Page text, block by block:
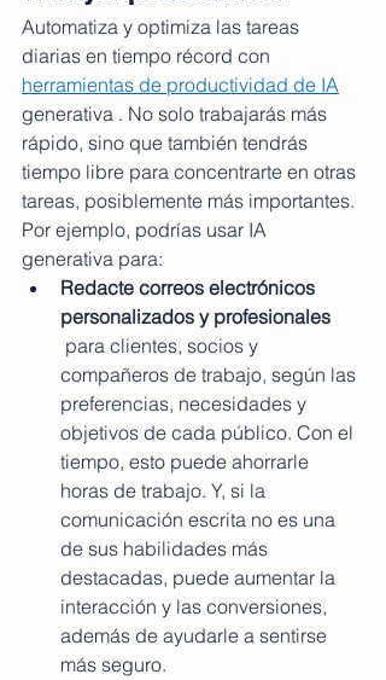
Automatiza y optimiza las tareas
diarias en tiempo récord con
herramientas de productividad de IA
generativa . No solo trabajarás más
rápido, sino que también tendrás
tiempo libre para concentrarte en otras
tareas, posiblemente más importantes.
Por ejemplo, podrías usar IA
generativa para:
Redacte correos electrónicos
personalizados y profesionales
para clientes, socios y
compañeros de trabajo, según las
preferencias, necesidades y
objetivos de cada público. Con el
tiempo, esto puede ahorrarle
horas de trabajo. Y, si la
comunicación escrita no es una
de sus habilidades más
destacadas, puede aumentar la
interacción y las conversiones,
además de ayudarle a sentirse
más seguro.